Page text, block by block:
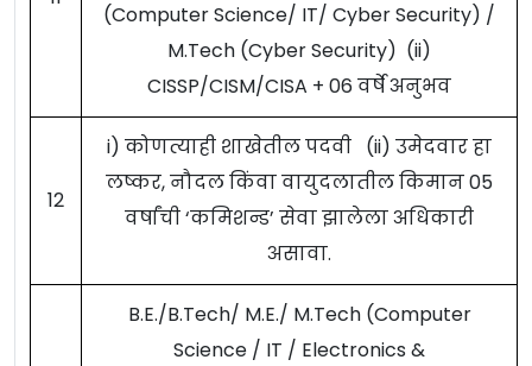
(Computer Science/ IT/ Cyber Security) /
M.Tech (Cyber Security) (ii)
CISSP/CISM/CISA + 06 वर्षे अनुभव
12
i) कोणत्याही शाखेतील पदवी (ii) उमेदवार हा
लष्कर, नौदल किंवा वायुदलातील किमान 05
वर्षांची ‘कमिशन्ड’ सेवा झालेला अधिकारी
असावा.
B.E./B.Tech/ M.E./ M.Tech (Computer
Science / IT / Electronics &